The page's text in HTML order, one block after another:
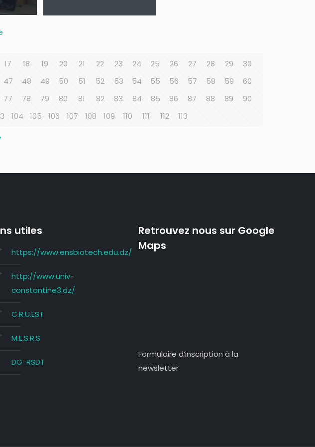
17 18 19 20 21 22 23 24 25 26 27 28 29
30
47 48 49 50 51 52 53 54 55 56 57 58 59
60
77 78 79 80 81 82 83 84 85 86 87 88 89
90
104 105 106 107 108 109 110 111 112 113
utiles
https://www.ensbiotech.edu.dz/
http://www.univ-
constantine3.dz/
C.R.U.EST
M.E.S.R.S
DG-RSDT
Retrouvez nous sur Google
Maps
Formulaire d’inscription à la
newsletter